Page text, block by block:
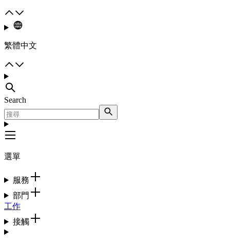
繁體中文
Search
選單
服務
部門
工作
接觸